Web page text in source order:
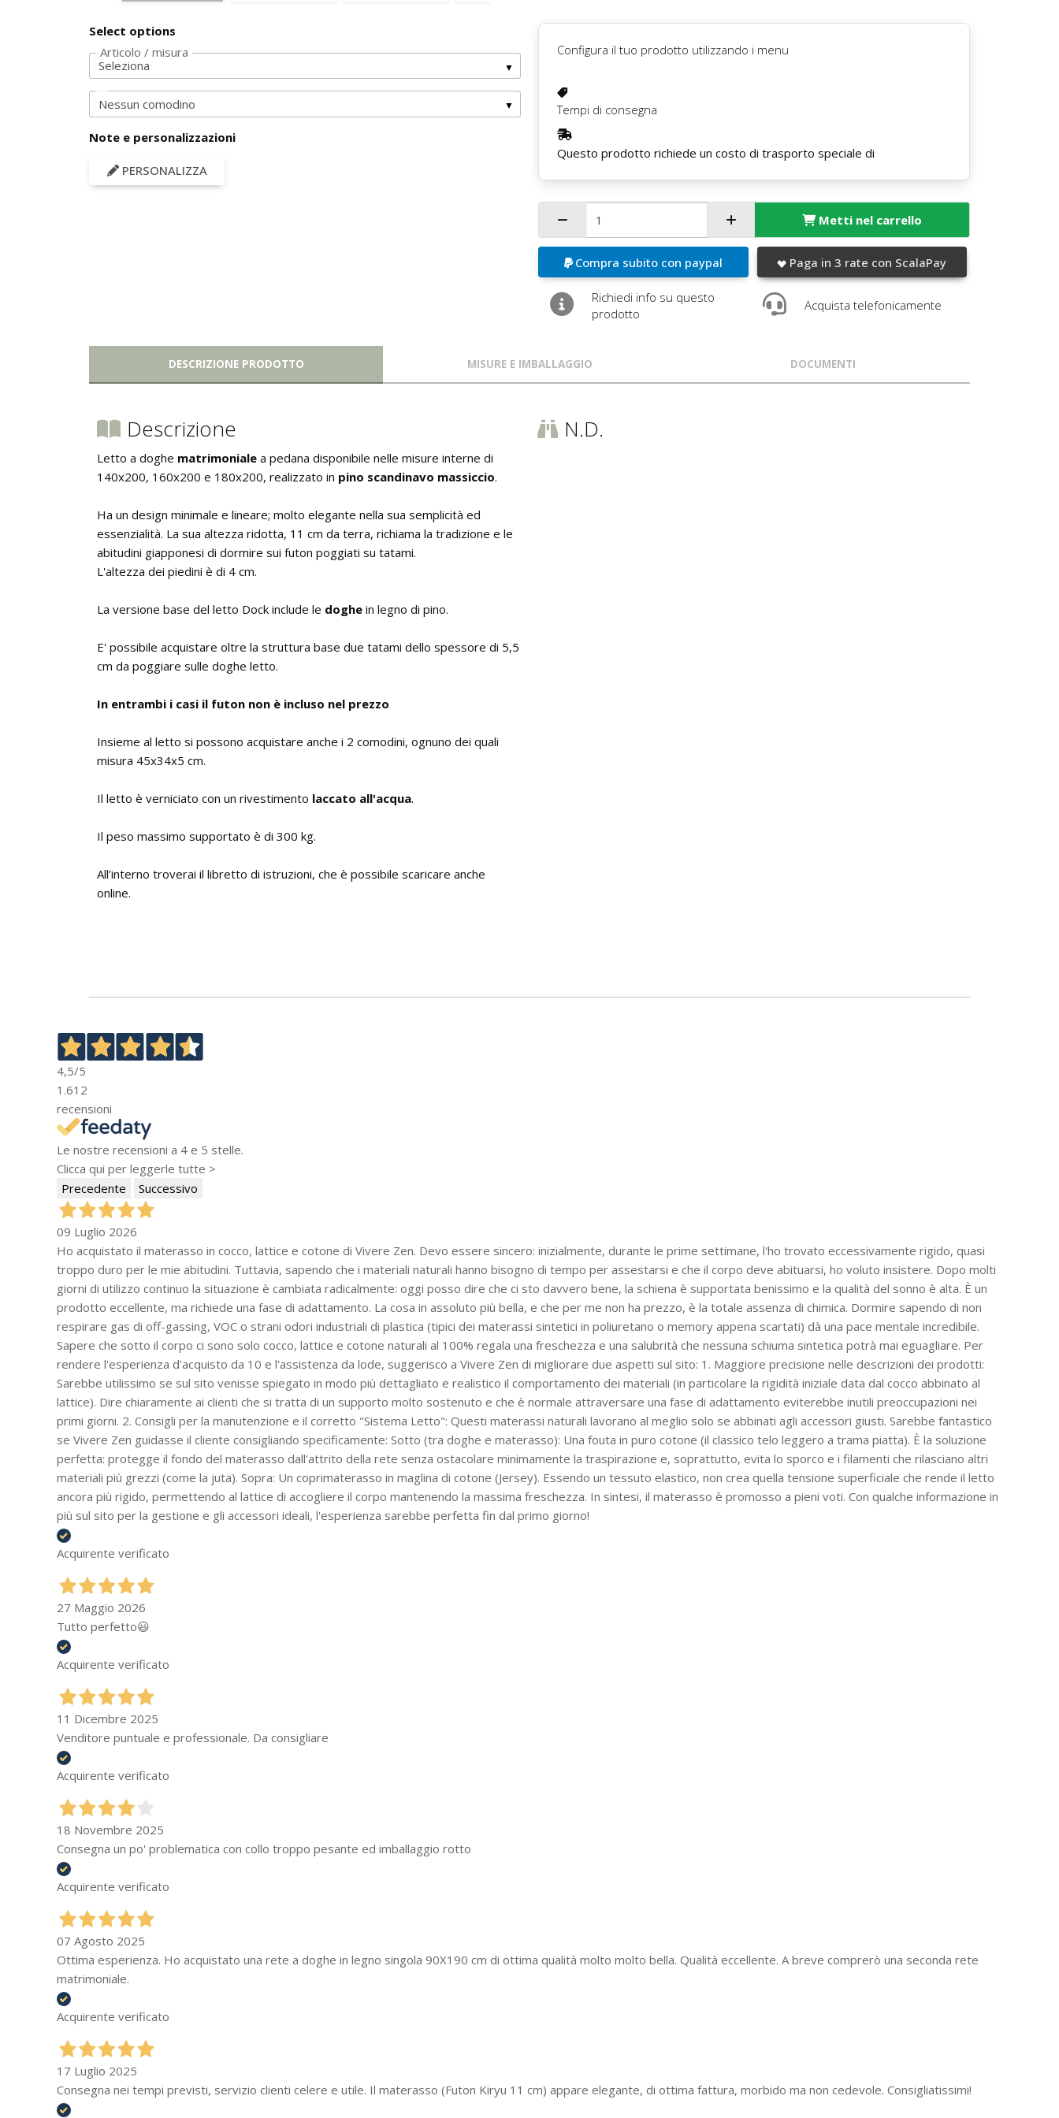
Select options
Articolo / misura
Note e personalizzazioni
PERSONALIZZA
Configura il tuo prodotto utilizzando i menu
Tempi di consegna
Questo prodotto richiede un costo di trasporto speciale di
Metti nel carrello
Compra subito con paypal Paga in 3 rate con ScalaPay
Richiedi info su questo
prodotto
Acquista telefonicamente
DESCRIZIONE PRODOTTO MISURE E IMBALLAGGIO DOCUMENTI
Descrizione
Letto a doghe matrimoniale a pedana disponibile nelle misure interne di
140x200, 160x200 e 180x200, realizzato in pino scandinavo massiccio.
Ha un design minimale e lineare; molto elegante nella sua semplicità ed
essenzialità. La sua altezza ridotta, 11 cm da terra, richiama la tradizione e le
abitudini giapponesi di dormire sui futon poggiati su tatami.
L'altezza dei piedini è di 4 cm.
La versione base del letto Dock include le doghe in legno di pino.
E' possibile acquistare oltre la struttura base due tatami dello spessore di 5,5
cm da poggiare sulle doghe letto.
In entrambi i casi il futon non è incluso nel prezzo
Insieme al letto si possono acquistare anche i 2 comodini, ognuno dei quali
misura 45x34x5 cm.
Il letto è verniciato con un rivestimento laccato all'acqua.
Il peso massimo supportato è di 300 kg.
All’interno troverai il libretto di istruzioni, che è possibile scaricare anche
online.
N.D.
4,5/5
1.612
recensioni
Le nostre recensioni a 4 e 5 stelle.
Clicca qui per leggerle tutte >
Precedente
Successivo
09 Luglio 2026
Ho acquistato il materasso in cocco, lattice e cotone di Vivere Zen. Devo essere sincero: inizialmente, durante le prime settimane, l'ho trovato eccessivamente rigido, quasi
troppo duro per le mie abitudini. Tuttavia, sapendo che i materiali naturali hanno bisogno di tempo per assestarsi e che il corpo deve abituarsi, ho voluto insistere. Dopo molti
giorni di utilizzo continuo la situazione è cambiata radicalmente: oggi posso dire che ci sto davvero bene, la schiena è supportata benissimo e la qualità del sonno è alta. È un
prodotto eccellente, ma richiede una fase di adattamento. La cosa in assoluto più bella, e che per me non ha prezzo, è la totale assenza di chimica. Dormire sapendo di non
respirare gas di off-gassing, VOC o strani odori industriali di plastica (tipici dei materassi sintetici in poliuretano o memory appena scartati) dà una pace mentale incredibile.
Sapere che sotto il corpo ci sono solo cocco, lattice e cotone naturali al 100% regala una freschezza e una salubrità che nessuna schiuma sintetica potrà mai eguagliare. Per
rendere l'esperienza d'acquisto da 10 e l'assistenza da lode, suggerisco a Vivere Zen di migliorare due aspetti sul sito: 1. Maggiore precisione nelle descrizioni dei prodotti:
Sarebbe utilissimo se sul sito venisse spiegato in modo più dettagliato e realistico il comportamento dei materiali (in particolare la rigidità iniziale data dal cocco abbinato al
lattice). Dire chiaramente ai clienti che si tratta di un supporto molto sostenuto e che è normale attraversare una fase di adattamento eviterebbe inutili preoccupazioni nei
primi giorni. 2. Consigli per la manutenzione e il corretto "Sistema Letto": Questi materassi naturali lavorano al meglio solo se abbinati agli accessori giusti. Sarebbe fantastico
se Vivere Zen guidasse il cliente consigliando specificamente: Sotto (tra doghe e materasso): Una fouta in puro cotone (il classico telo leggero a trama piatta). È la soluzione
perfetta: protegge il fondo del materasso dall'attrito della rete senza ostacolare minimamente la traspirazione e, soprattutto, evita lo sporco e i filamenti che rilasciano altri
materiali più grezzi (come la juta). Sopra: Un coprimaterasso in maglina di cotone (Jersey). Essendo un tessuto elastico, non crea quella tensione superficiale che rende il letto
ancora più rigido, permettendo al lattice di accogliere il corpo mantenendo la massima freschezza. In sintesi, il materasso è promosso a pieni voti. Con qualche informazione in
più sul sito per la gestione e gli accessori ideali, l'esperienza sarebbe perfetta fin dal primo giorno!
Acquirente verificato
27 Maggio 2026
Tutto perfetto😃
Acquirente verificato
11 Dicembre 2025
Venditore puntuale e professionale. Da consigliare
Acquirente verificato
18 Novembre 2025
Consegna un po' problematica con collo troppo pesante ed imballaggio rotto
Acquirente verificato
07 Agosto 2025
Ottima esperienza. Ho acquistato una rete a doghe in legno singola 90X190 cm di ottima qualità molto molto bella. Qualità eccellente. A breve comprerò una seconda rete
matrimoniale.
Acquirente verificato
17 Luglio 2025
Consegna nei tempi previsti, servizio clienti celere e utile. Il materasso (Futon Kiryu 11 cm) appare elegante, di ottima fattura, morbido ma non cedevole. Consigliatissimi!